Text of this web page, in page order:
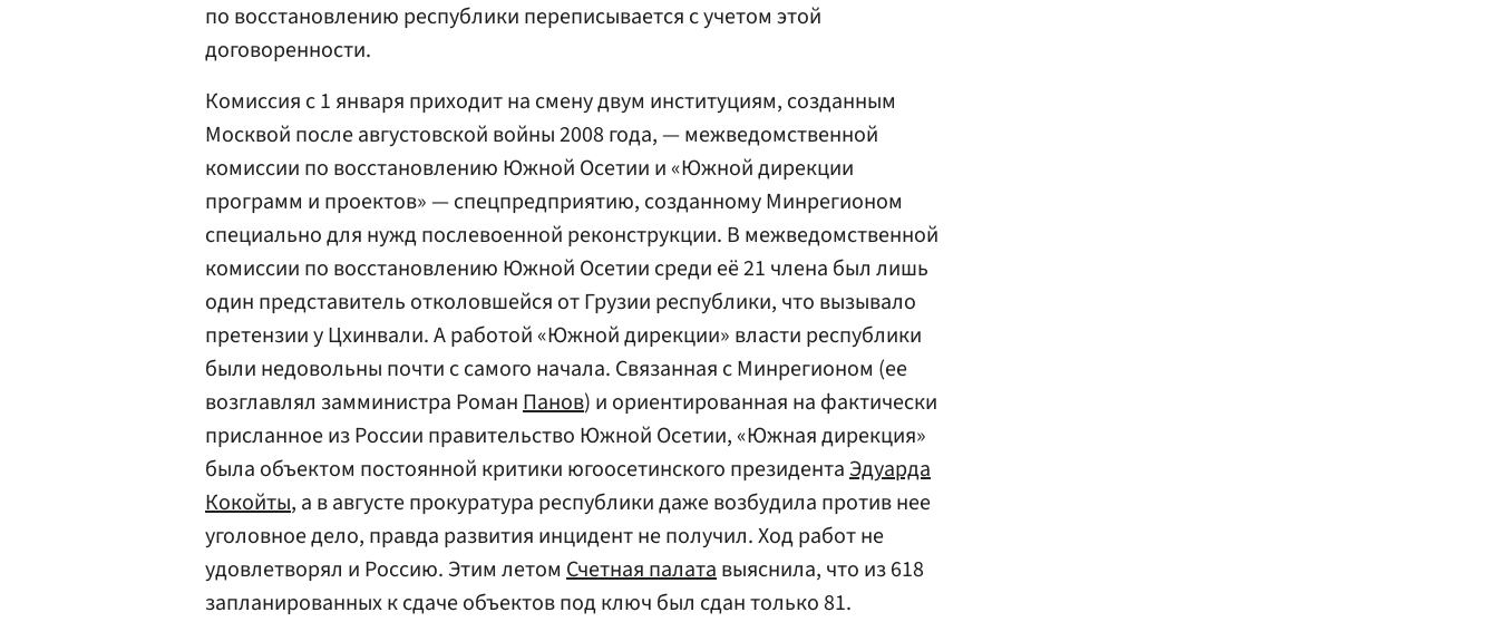
по восстановлению республики переписывается с учетом этой
договоренности.
Комиссия с 1 января приходит на смену двум институциям, созданным
Москвой после августовской войны 2008 года, — межведомственной
комиссии по восстановлению Южной Осетии и «Южной дирекции
программ и проектов» — спецпредприятию, созданному Минрегионом
специально для нужд послевоенной реконструкции. В межведомственной
комиссии по восстановлению Южной Осетии среди её 21 члена был лишь
один представитель отколовшейся от Грузии республики, что вызывало
претензии у Цхинвали. А работой «Южной дирекции» власти республики
были недовольны почти с самого начала. Связанная с Минрегионом (ее
возглавлял замминистра РоманПанов) и ориентированная на фактически
присланное из России правительство Южной Осетии, «Южная дирекция»
была объектом постоянной критики югоосетинского президентаЭдуарда
Кокойты, а в августе прокуратура республики даже возбудила против нее
уголовное дело, правда развития инцидент не получил. Ход работ не
удовлетворял и Россию. Этим летом Счетная палатавыяснила, что из 618
запланированных к сдаче объектов под ключ был сдан только 81.